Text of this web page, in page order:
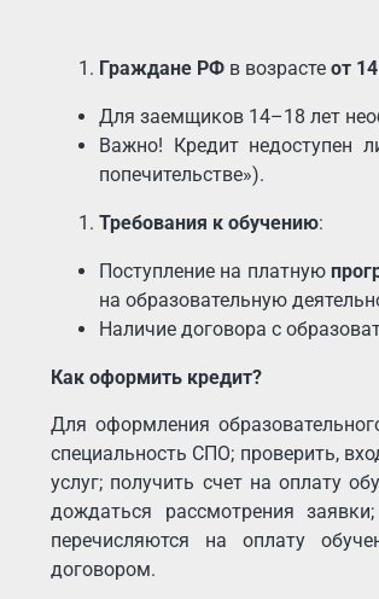
Граждане РФ в возрасте от
Для заемщиков 14–18 лет
Важно! Кредит недоступен
попечительстве»).
Требования к обучению:
Поступление на платную
на образовательную
Наличие договора с
Как оформить кредит?
Для оформления
специальность СПО; проверить,
услуг; получить счет на оплату
дождаться рассмотрения
перечисляются на оплату
договором.